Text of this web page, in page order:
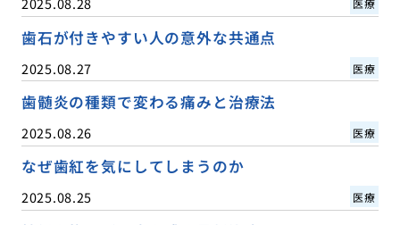
医療
歯石が付きやすい人の意外な共通点
2025.08.27 医療
歯髄炎の種類で変わる痛みと治療法
2025.08.26 医療
なぜ歯紅を気にしてしまうのか
2025.08.25 医療